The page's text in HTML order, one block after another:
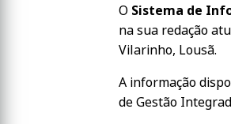
O Sistema de
na sua redação
Vilarinho, Lousã.
A informação
de Gestão